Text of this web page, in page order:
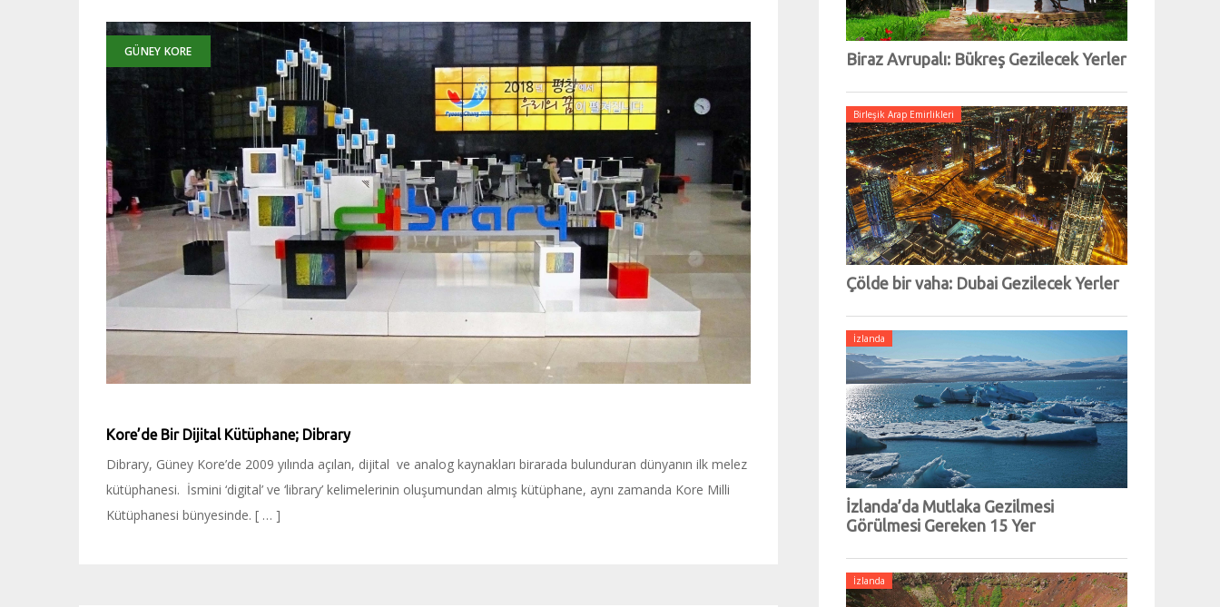
GÜNEY KORE
Kore’de Bir Dijital Kütüphane; Dibrary
Dibrary, Güney Kore’de 2009 yılında açılan, dijital ve analog kaynakları birarada bulunduran dünyanın ilk melez
kütüphanesi. İsmini ‘digital’ ve ‘library’ kelimelerinin oluşumundan almış kütüphane, aynı zamanda Kore Milli
Kütüphanesi bünyesinde. [ … ]
Biraz Avrupalı: Bükreş Gezilecek Yerler
Birleşik Arap Emirlikleri
Çölde bir vaha: Dubai Gezilecek Yerler
İzlanda
İzlanda’da Mutlaka Gezilmesi
Görülmesi Gereken 15 Yer
İzlanda